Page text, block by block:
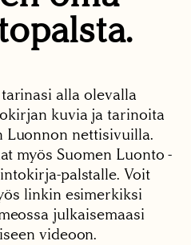
alla olevalla
kuvia ja tarinoita
Luonnon nettisivuilla.
myös Suomen Luonto -
palstalle. Voit
linkin esimerkiksi
julkaisemaasi
videoon.